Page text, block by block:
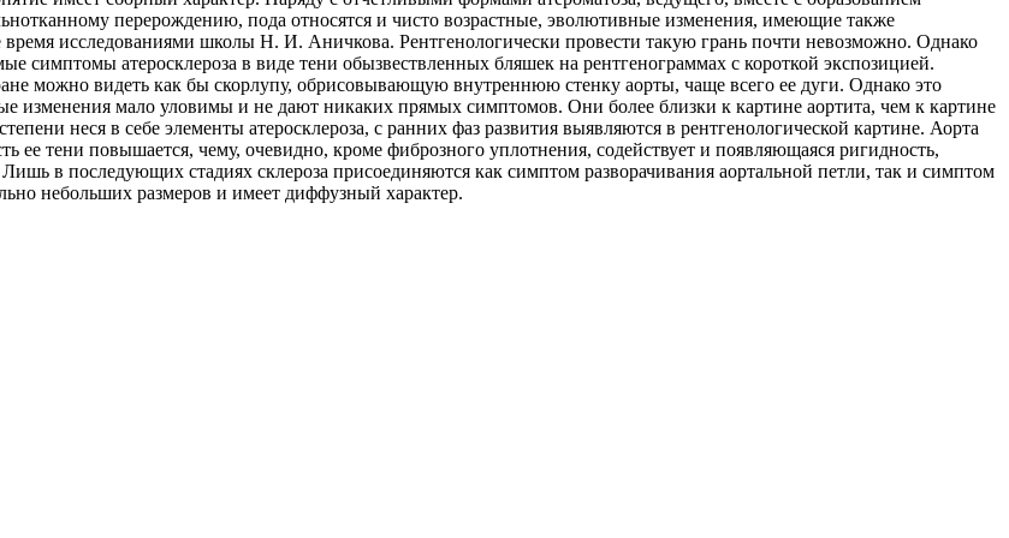
перерождению, пода относятся и чисто возрастные, эволютивные изменения, имеющие также
время исследованиями школы Н. И. Аничкова. Рентгенологически провести такую грань почти невозможно. Однако
симптомы атеросклероза в виде тени обызвествленных бляшек на рентгенограммах с короткой экспозицией.
можно видеть как бы скорлупу, обрисовывающую внутреннюю стенку аорты, чаще всего ее дуги. Однако это
изменения мало уловимы и не дают никаких прямых симптомов. Они более близки к картине аортита, чем к картине
неся в себе элементы атеросклероза, с ранних фаз развития выявляются в рентгенологической картине. Аорта
ее тени повышается, чему, очевидно, кроме фиброзного уплотнения, содействует и появляющаяся ригидность,
в последующих стадиях склероза присоединяются как симптом разворачивания аортальной петли, так и симптом
небольших размеров и имеет диффузный характер.